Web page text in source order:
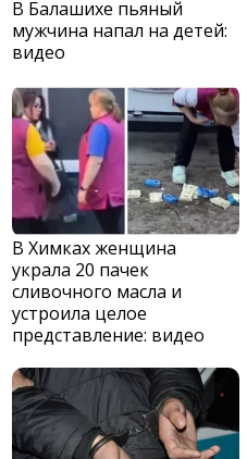
В Балашихе пьяный
мужчина напал на детей:
видео
В Химках женщина
украла 20 пачек
сливочного масла и
устроила целое
представление: видео